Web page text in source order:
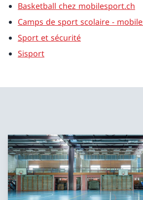
Basketball chez mobilesport.ch
Camps de sport scolaire -
Sport et sécurité
Sisport